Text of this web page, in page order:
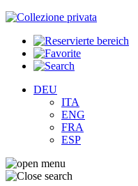
DEU
ITA
ENG
FRA
ESP